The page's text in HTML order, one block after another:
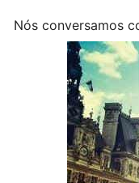
Nós conversamos